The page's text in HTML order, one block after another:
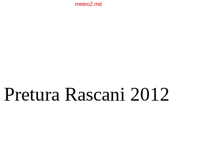
meteo2.md
Pretura Rascani 2012